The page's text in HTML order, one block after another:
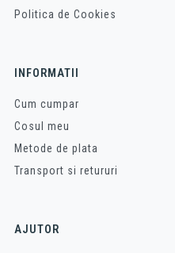
Politica de Cookies
INFORMATII
Cum cumpar
Cosul meu
Metode de plata
Transport si retururi
AJUTOR